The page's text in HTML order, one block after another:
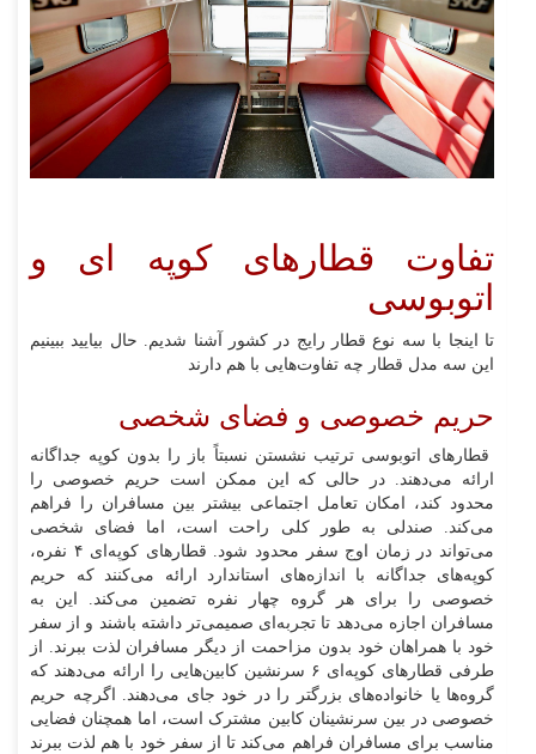
تفاوت قطارهای کوپه ای و
اتوبوسی
تا اینجا با سه نوع قطار رایج در کشور آشنا شدیم. حال بیایید ببینیم
این سه مدل قطار چه تفاوت‌هایی با هم دارند
حریم خصوصی و فضای شخصی
قطارهای اتوبوسی ترتیب نشستن نسبتاً باز را بدون کوپه جداگانه
ارائه می‌دهند. در حالی که این ممکن است حریم خصوصی را
محدود کند، امکان تعامل اجتماعی بیشتر بین مسافران را فراهم
می‌کند. صندلی به طور کلی راحت است، اما فضای شخصی
می‌تواند در زمان اوج سفر محدود شود. قطارهای کوپه‌ای ۴ نفره،
کوپه‌های جداگانه با اندازه‌های استاندارد ارائه می‌کنند که حریم
خصوصی را برای هر گروه چهار نفره تضمین می‌کند. این به
مسافران اجازه می‌دهد تا تجربه‌ای صمیمی‌تر داشته باشند و از سفر
خود با همراهان خود بدون مزاحمت از دیگر مسافران لذت ببرند. از
طرفی قطارهای کوپه‌ای ۶ سرنشین کابین‌هایی را ارائه می‌دهند که
گروه‌ها یا خانواده‌های بزرگتر را در خود جای می‌دهند. اگرچه حریم
خصوصی در بین سرنشینان کابین مشترک است، اما همچنان فضایی
مناسب برای مسافران فراهم می‌کند تا از سفر خود با هم لذت ببرند